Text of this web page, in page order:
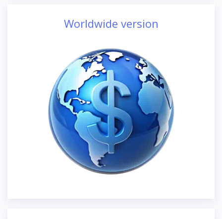
Worldwide version